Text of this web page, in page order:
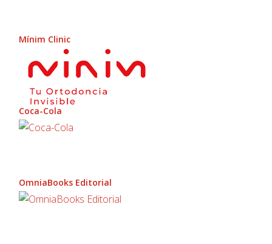
Mínim Clinic
Coca-Cola
OmniaBooks Editorial